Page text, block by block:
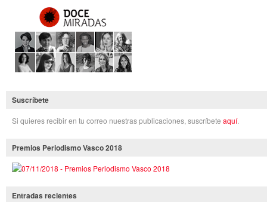
Suscríbete
Si quieres recibir en tu correo nuestras publicaciones, suscríbete aquí.
Premios Periodismo Vasco 2018
Entradas recientes